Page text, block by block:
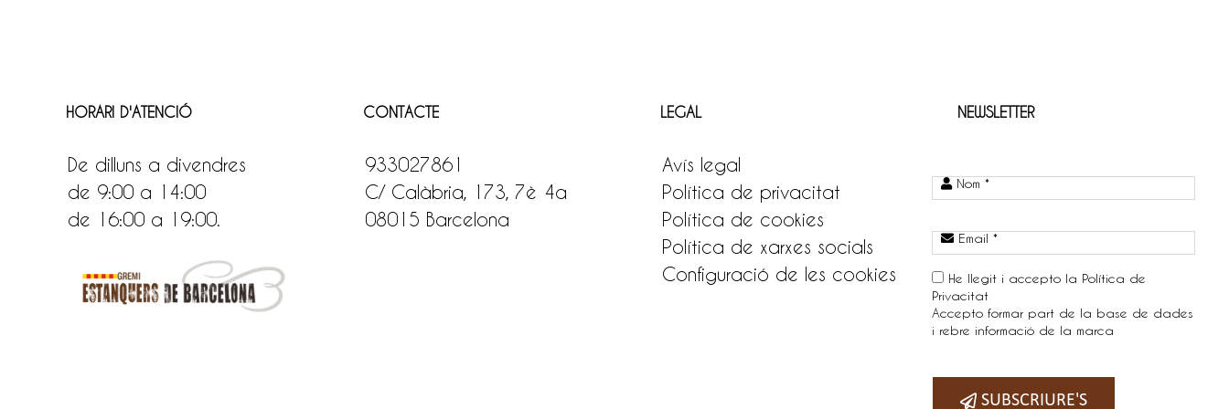
HORARI D'ATENCIÓ
De dilluns a divendres
de 9:00 a 14:00
de 16:00 a 19:00.
CONTACTE
933027861
C/ Calàbria, 173, 7è 4a
08015 Barcelona
LEGAL
Avís legal
Política de privacitat
Política de cookies
Política de xarxes socials
Configuració de les cookies
NEWSLETTER
Nom *
Email *
He llegit i accepto la Política de
Privacitat
Accepto formar part de la base de dades
i rebre informació de la marca
SUBSCRIURE'S